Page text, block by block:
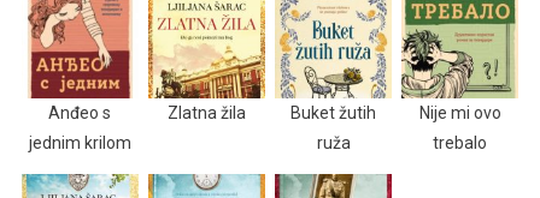
Anđeo s
jednim krilom
Zlatna žila
Buket žutih
ruža
Nije mi ovo
trebalo